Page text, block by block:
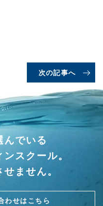
次の記事へ
んでいる
スクール。
ません。
わせはこちら